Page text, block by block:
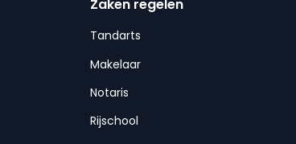
Zaken regelen
Tandarts
Makelaar
Notaris
Rijschool